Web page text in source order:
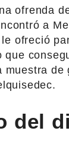
ofrenda
a
ofreció
del